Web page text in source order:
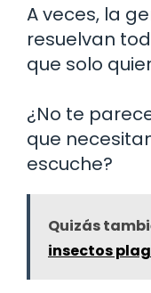
A veces, la
resuelvan
que solo
¿No te
que
escuche?
Quizás
insectos